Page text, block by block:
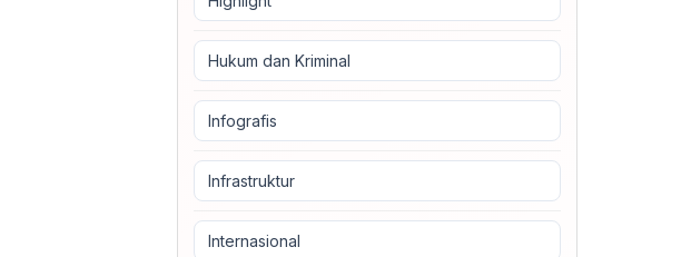
Hukum dan Kriminal
Infografis
Infrastruktur
Internasional